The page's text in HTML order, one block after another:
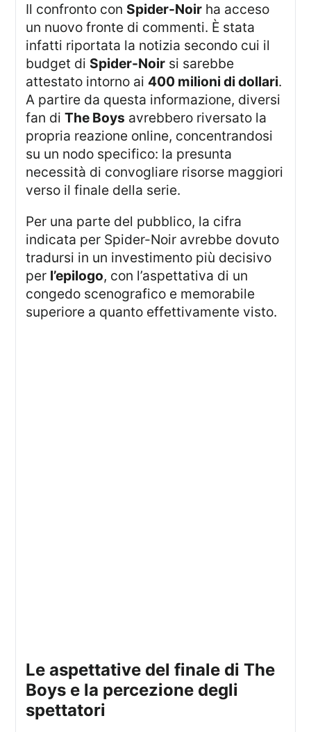
Il confronto con Spider-Noir ha acceso
un nuovo fronte di commenti. È stata
infatti riportata la notizia secondo cui il
budget di Spider-Noir si sarebbe
attestato intorno ai 400 milioni di dollari.
A partire da questa informazione, diversi
fan diThe Boys avrebbero riversato la
propria reazione online, concentrandosi
su un nodo specifico: la presunta
necessità di convogliare risorse maggiori
verso il finale della serie.
Per una parte del pubblico, la cifra
indicata per Spider-Noir avrebbe dovuto
tradursi in un investimento più decisivo
per l’epilogo, con l’aspettativa di un
congedo scenografico e memorabile
superiore a quanto effettivamente visto.
le aspettative del finale di The
Boys e la percezione degli
spettatori